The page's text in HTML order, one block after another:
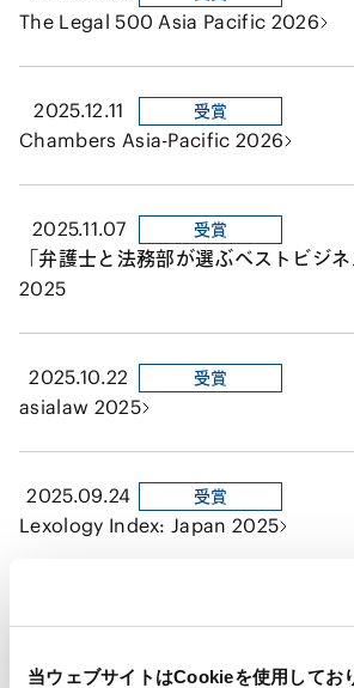
当ウェブサイトはCookieを使用してお
The Legal 500 Asia Pacific 2026
2025.12.11 受賞
Chambers Asia-Pacific 2026
2025.11.07 受賞
「弁護士と法務部が選ぶベストビジネ
2025
2025.10.22 受賞
asialaw 2025
2025.09.24 受賞
Lexology Index: Japan 2025
Watch in Japan™ (2026 Edition)